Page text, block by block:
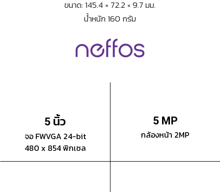
ขนาด: 145.4 × 72.2 × 9.7 มม.
น้ำหนัก 160 กรัม
5 นิ้ว
จอ FWVGA 24-bit
480 x 854 พิกเซล
5 MP
กล้องหน้า 2MP